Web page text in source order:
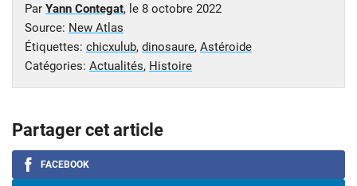
Par Yann Contegat, le 8 octobre 2022
Source: New Atlas
Étiquettes: chicxulub, dinosaure, Astéroide
Catégories: Actualités, Histoire
Partager cet article
FACEBOOK